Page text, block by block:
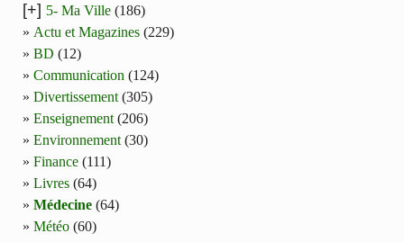
[+] 5- Ma Ville (186)
Actu et Magazines (229)
BD (12)
Communication (124)
Divertissement (305)
Enseignement (206)
Environnement (30)
Finance (111)
Livres (64)
Médecine (64)
Météo (60)